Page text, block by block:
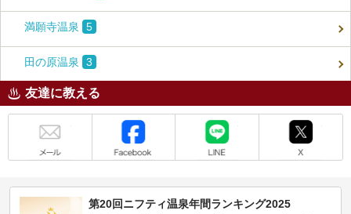
満願寺温泉 5
田の原温泉 3
友達に教える
第20回ニフティ温泉年間ランキング2025